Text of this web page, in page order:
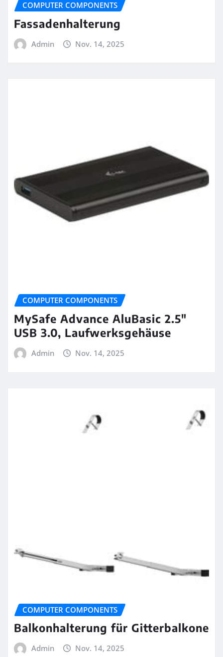
COMPUTER COMPONENTS
Fassadenhalterung
Admin Nov. 14, 2025
COMPUTER COMPONENTS
MySafe Advance AluBasic 2.5″
USB 3.0, Laufwerksgehäuse
Admin Nov. 14, 2025
COMPUTER COMPONENTS
Balkonhalterung für Gitterbalkone
Admin Nov. 14, 2025